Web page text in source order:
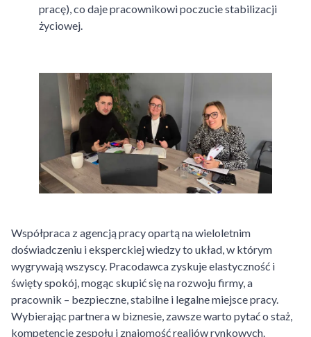
pracę), co daje pracownikowi poczucie stabilizacji
życiowej.
Współpraca z agencją pracy opartą na wieloletnim
doświadczeniu i eksperckiej wiedzy to układ, w którym
wygrywają wszyscy. Pracodawca zyskuje elastyczność i
święty spokój, mogąc skupić się na rozwoju firmy, a
pracownik – bezpieczne, stabilne i legalne miejsce pracy.
Wybierając partnera w biznesie, zawsze warto pytać o staż,
kompetencje zespołu i znajomość realiów rynkowych.